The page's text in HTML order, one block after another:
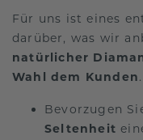
Für uns ist eines
darüber, was wir
natürlicher
Wahl dem Kunden.
Bevorzugen
Seltenheit